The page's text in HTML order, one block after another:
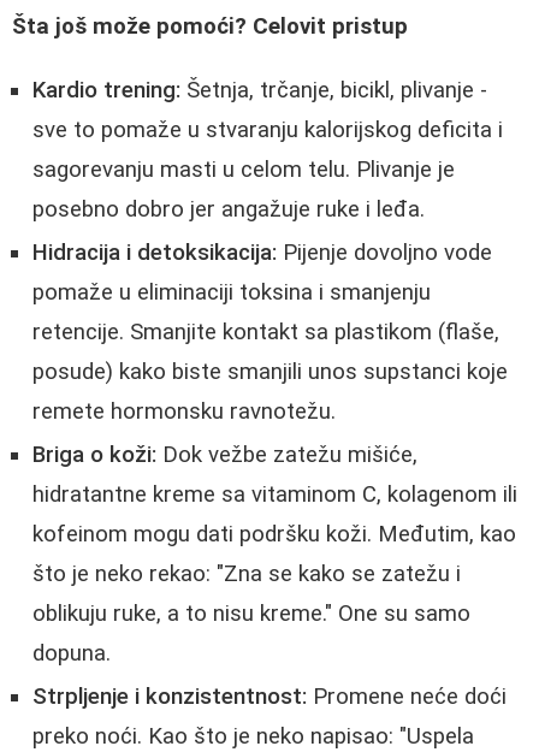
Šta još može pomoći? Celovit pristup
Kardio trening: Šetnja, trčanje, bicikl, plivanje -
sve to pomaže u stvaranju kalorijskog deficita i
sagorevanju masti u celom telu. Plivanje je
posebno dobro jer angažuje ruke i leđa.
Hidracija i detoksikacija: Pijenje dovoljno vode
pomaže u eliminaciji toksina i smanjenju
retencije. Smanjite kontakt sa plastikom (flaše,
posude) kako biste smanjili unos supstanci koje
remete hormonsku ravnotežu.
Briga o koži: Dok vežbe zatežu mišiće,
hidratantne kreme sa vitaminom C, kolagenom ili
kofeinom mogu dati podršku koži. Međutim, kao
što je neko rekao: "Zna se kako se zatežu i
oblikuju ruke, a to nisu kreme." One su samo
dopuna.
Strpljenje i konzistentnost: Promene neće doći
preko noći. Kao što je neko napisao: "Uspela